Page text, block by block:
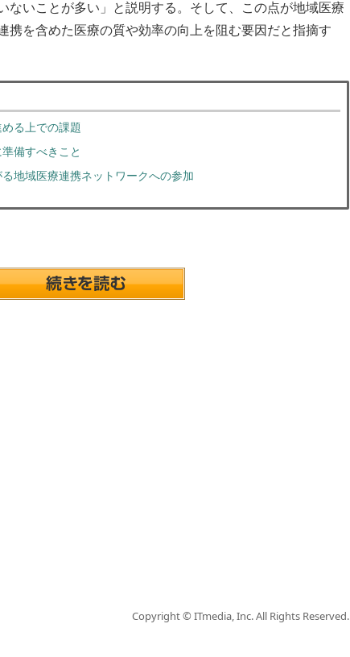
ないことが多い」と説明する。そして、この点が地域医療
携を含めた医療の質や効率の向上を阻む要因だと指摘す
る上での課題
備すべきこと
地域医療連携ネットワークへの参加
Copyright © ITmedia, Inc. All Rights Reserved.